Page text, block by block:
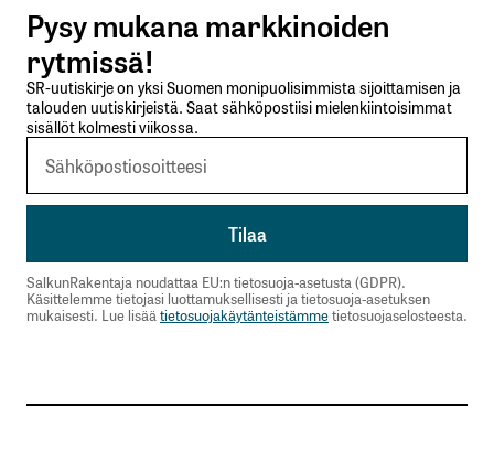
Lähetä kommentti
Pysy mukana markkinoiden
rytmissä!
SR-uutiskirje on yksi Suomen monipuolisimmista sijoittamisen ja
talouden uutiskirjeistä. Saat sähköpostiisi mielenkiintoisimmat
sisällöt kolmesti viikossa.
SalkunRakentaja noudattaa EU:n tietosuoja-asetusta (GDPR).
Käsittelemme tietojasi luottamuksellisesti ja tietosuoja-asetuksen
mukaisesti. Lue lisää tietosuojakäytänteistämmetietosuojaselosteesta.